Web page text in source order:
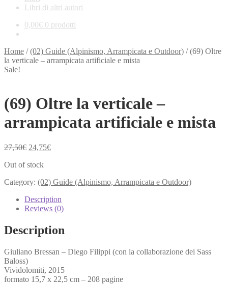
Libri di altri autori
0,00€ 0 prodotti
Home /(02) Guide (Alpinismo, Arrampicata e Outdoor) /(69) Oltre
la verticale – arrampicata artificiale e mista
Sale!
(69) Oltre la verticale –
arrampicata artificiale e mista
27,50€ Original
was:
24,75€Current
Out of stock
Category: (02) Guide (Alpinismo, Arrampicata e Outdoor)
Description
Reviews (0)
Description
Giuliano Bressan – Diego Filippi (con la collaborazione dei Sass
Baloss)
Vividolomiti, 2015
formato 15,7 x 22,5 cm – 208 pagine